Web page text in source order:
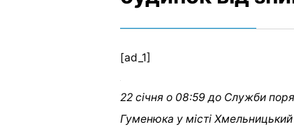
[ad_1]
22 січня о 08:59 до Служби
Гуменюка у місті